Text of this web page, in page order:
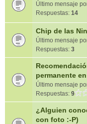
Último mensaje
Respuestas: 14
Chip de las
Último mensaje
Respuestas: 3
permanente
Último mensaje
Respuestas: 9
¿Alguien
con foto :-P)